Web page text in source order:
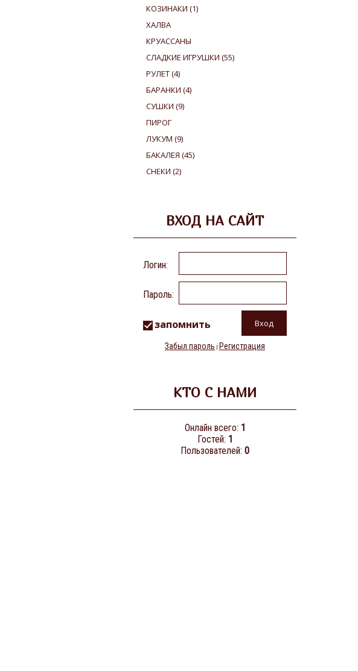
КОЗИНАКИ (1)
ХАЛВА
КРУАССАНЫ
СЛАДКИЕ ИГРУШКИ (55)
РУЛЕТ(4)
БАРАНКИ (4)
СУШКИ (9)
ПИРОГ
ЛУКУМ (9)
БАКАЛЕЯ (45)
СНЕКИ (2)
ВХОД НА САЙТ
Логин:
Пароль:
запомнить
Забыл пароль | Регистрация
КТО С НАМИ
Онлайн всего: 1
Гостей: 1
Пользователей: 0